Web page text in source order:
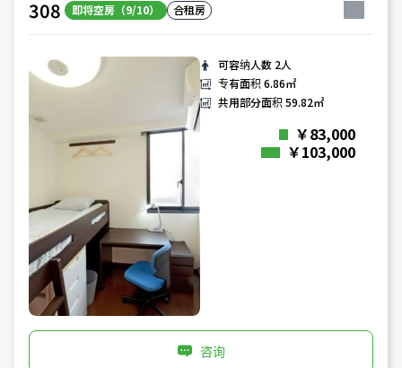
308 即将空房（9/10） 合租房
可容纳人数 2人
专有面积6.86㎡
共用部分面积59.82㎡
￥83,000
￥103,000
咨询